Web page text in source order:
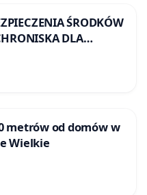
ŚRODKÓW
DLA
SKARYSZEWIE
metrów od domów w
Wielkie